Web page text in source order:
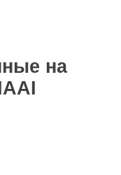
на